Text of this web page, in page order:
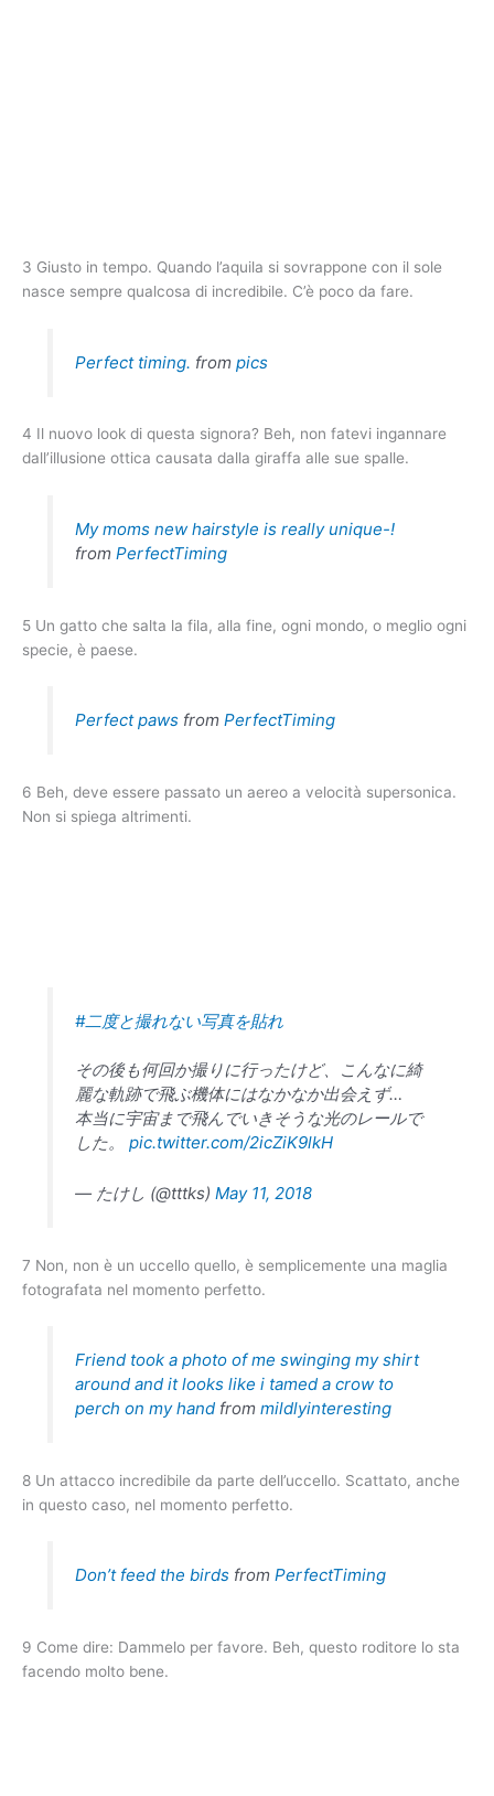
3 Giusto in tempo. Quando l’aquila si sovrappone con il sole
nasce sempre qualcosa di incredibile. C’è poco da fare.
Perfect timing. from pics
4 Il nuovo look di questa signora? Beh, non fatevi ingannare
dall’illusione ottica causata dalla giraffa alle sue spalle.
My moms new hairstyle is really unique-!
from PerfectTiming
5 Un gatto che salta la fila, alla fine, ogni mondo, o meglio ogni
specie, è paese.
Perfect pawsfrom PerfectTiming
6 Beh, deve essere passato un aereo a velocità supersonica.
Non si spiega altrimenti.
#二度と撮れない写真を貼れ
その後も何回か撮りに行ったけど、こんなに綺
麗な軌跡で飛ぶ機体にはなかなか出会えず…
本当に宇宙まで飛んでいきそうな光のレールで
した。 pic.twitter.com/2icZiK9lkH
— たけし (@tttks) May 11, 2018
7 Non, non è un uccello quello, è semplicemente una maglia
fotografata nel momento perfetto.
Friend took a photo of me swinging my shirt
around and it looks like i tamed a crow to
perch on my handfrom mildlyinteresting
8 Un attacco incredibile da parte dell’uccello. Scattato, anche
in questo caso, nel momento perfetto.
Don’t feed the birdsfrom PerfectTiming
9 Come dire: Dammelo per favore. Beh, questo roditore lo sta
facendo molto bene.